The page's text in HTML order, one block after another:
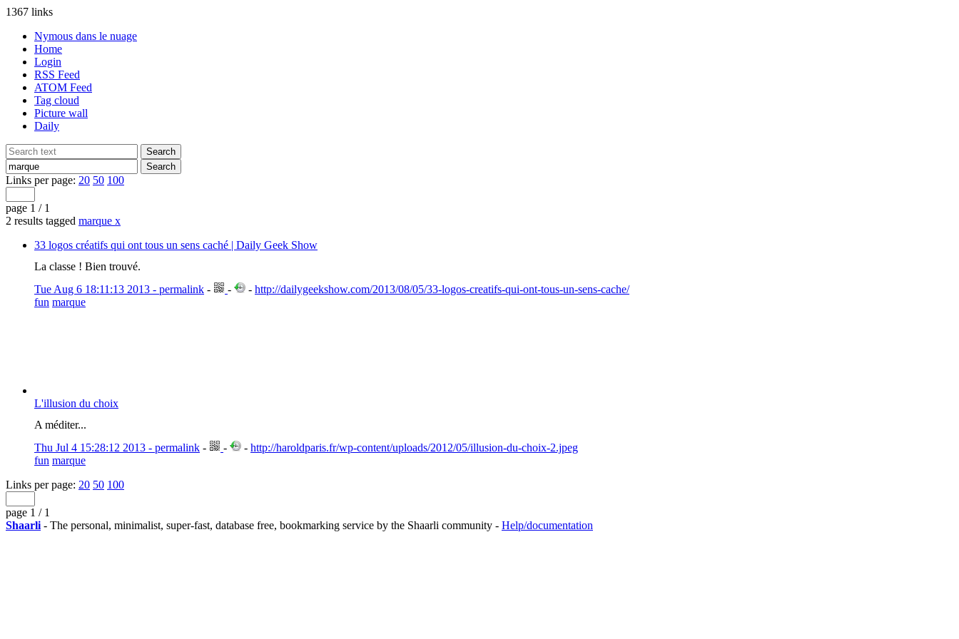
1367 links
Nymous dans le nuage
Home
Login
RSS Feed
ATOM Feed
Tag cloud
Picture wall
Daily
Links per page: 20 50 100
page 1 / 1
2 results tagged marque x
33 logos créatifs qui ont tous un sens caché | Daily Geek Show
La classe ! Bien trouvé.
Tue Aug 6 18:11:13 2013 - permalink - - - http://dailygeekshow.com/2013/08/05/33-logos-creatifs-qui-ont-tous-un-sens-cache/
fun marque
L'illusion du choix
A méditer...
Thu Jul 4 15:28:12 2013 - permalink - - - http://haroldparis.fr/wp-content/uploads/2012/05/illusion-du-choix-2.jpeg
fun marque
Links per page: 20 50 100
page 1 / 1
Shaarli - The personal, minimalist, super-fast, database free, bookmarking service by the Shaarli community - Help/documentation